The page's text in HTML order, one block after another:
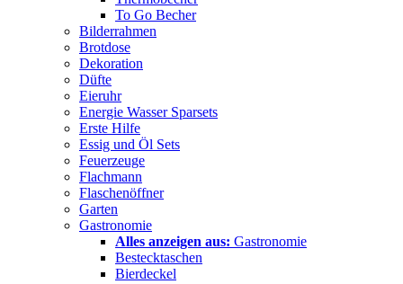
To Go Becher
Bilderrahmen
Brotdose
Dekoration
Düfte
Eieruhr
Energie Wasser Sparsets
Erste Hilfe
Essig und Öl Sets
Feuerzeuge
Flachmann
Flaschenöffner
Garten
Gastronomie
Alles anzeigen aus: Gastronomie
Bestecktaschen
Bierdeckel